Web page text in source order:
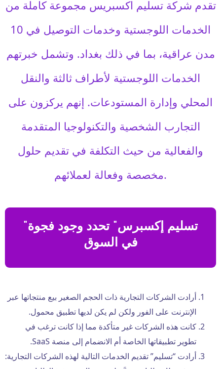
تقدم شركة تسليم اكسبريس مجموعة كاملة من
الخدمات اللوجستية وخدمات التوصيل في 10
مدن عراقية، بما في ذلك بغداد. وتشمل خبرتهم
الخدمات اللوجستية لأطراف ثالثة والنقل
المحلي وإدارة المستودعات. إنهم يركزون على
التجارب الشخصية والتكنولوجيا المتقدمة
والفعالية من حيث التكلفة في تقديم حلول
مخصصة وفعالة لعملائهم.
"تسليم إكسبرس" تحدد وجود فجوة
في السوق
أرادت الشركات التجارية ذات الحجم الصغير بيع منتجاتها عبر
الإنترنت على الفور ولكن لم يكن لديها تطبيق محمول.
كانت هذه الشركات غير متأكدة مما إذا كانت ترغب في
تطوير تطبيقاتها الخاصة أم الانضمام إلى منصة SaaS.
أرادت “تسليم” تقديم الخدمات التالية لهذه الشركات التجارية: